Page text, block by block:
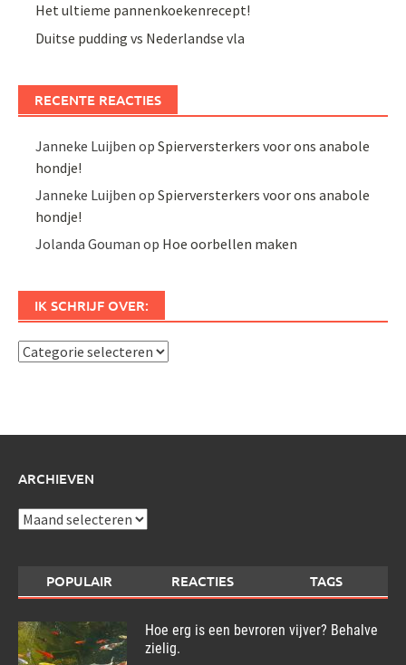
Het ultieme pannenkoekenrecept!
Duitse pudding vs Nederlandse vla
RECENTE REACTIES
Janneke Luijben opSpierversterkers voor ons anabole
hondje!
Janneke Luijben opSpierversterkers voor ons anabole
hondje!
Jolanda Gouman op Hoe oorbellen maken
IK SCHRIJF OVER:
Ik
ARCHIEVEN
Archieven
POPULAIR REACTIES TAGS
Hoe erg is een bevroren vijver? Behalve
zielig.